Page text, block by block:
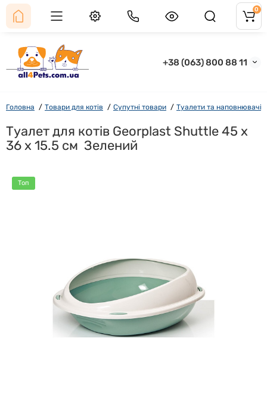
+38 (063) 800 88 11
0
Головна Товари для котів Супутні товари Туалети та наповнювачі
Туалет для котів Georplast Shuttle 45 x
36 x 15.5 см Зелений
Топ